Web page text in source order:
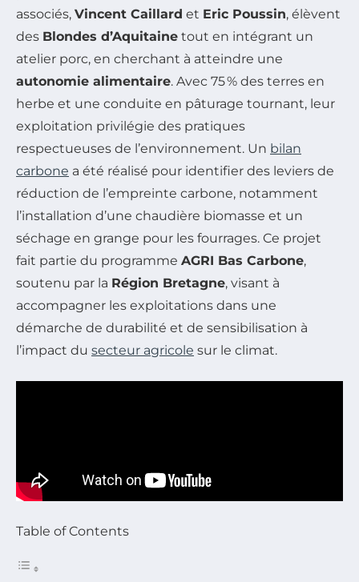
associés, Vincent Caillard et Eric Poussin, élèvent
des Blondes d’Aquitaine tout en intégrant un
atelier porc, en cherchant à atteindre une
autonomie alimentaire. Avec 75 % des terres en
herbe et une conduite en pâturage tournant, leur
exploitation privilégie des pratiques
respectueuses de l’environnement. Un bilan
carbone a été réalisé pour identifier des leviers de
réduction de l’empreinte carbone, notamment
l’installation d’une chaudière biomasse et un
séchage en grange pour les fourrages. Ce projet
fait partie du programme AGRI Bas Carbone,
soutenu par la Région Bretagne, visant à
accompagner les exploitations dans une
démarche de durabilité et de sensibilisation à
l’impact du secteur agricole sur le climat.
Table of Contents